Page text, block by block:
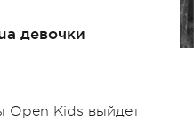
девочки
Open Kids выйдет